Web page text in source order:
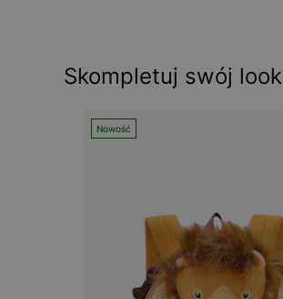
Skompletuj swój look
Nowość